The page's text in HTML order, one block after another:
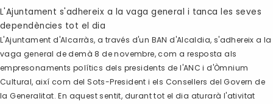
L'Ajuntament s'adhereix a la vaga general i tanca les seves
dependències tot el dia
L'Ajuntament d'Alcarràs, a través d'un BAN d'Alcaldia, s'adhereix a la
vaga general de demà 8 de novembre, com a resposta als
empresonaments polítics dels presidents de l'ANC i d'Òmnium
Cultural, així com del Sots-President i els Consellers del Govern de
la Generalitat. En aquest sentit, durant tot el dia aturarà l'ativitat